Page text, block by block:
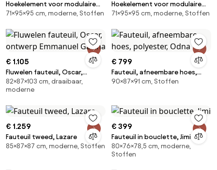
Hoekelement voor modulaire
bank, in badstof, Seven
71×95×95 cm, moderne, Stoffen
Hoekelement voor modulaire
bank, in ribfluweel, Seven
71×95×95 cm, moderne, Stoffen
€ 1.105
Fluwelen fauteuil, Oscar,
ontwerp Emmanuel Gallina
82×87×103 cm, draaibaar,
moderne
€ 799
Fauteuil, afneembare hoes,
polyester, Odna
90×87×91 cm, Stoffen
€ 1.259
Fauteuil tweed, Lazare
85×87×87 cm, moderne, Stoffen
€ 399
Fauteuil in bouclette, Jimi
80×76×78,5 cm, moderne,
Stoffen